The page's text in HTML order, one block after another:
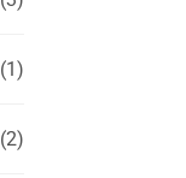
(1)
(2)